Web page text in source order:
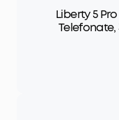
Liberty 5 Pro | Guinness-Rekord für klare
Telefonate,